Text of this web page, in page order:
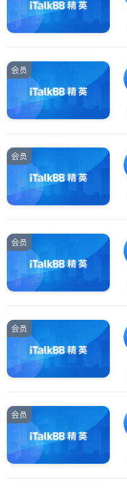
Port Perry
会员
会员
会员
会员
会员